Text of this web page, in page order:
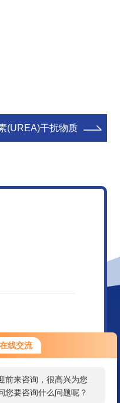
在线交流
前来咨询，很高兴为您
您要咨询什么问题呢？
停留很久了，是否找到
，您可以直接在线与我
(UREA)干扰物质